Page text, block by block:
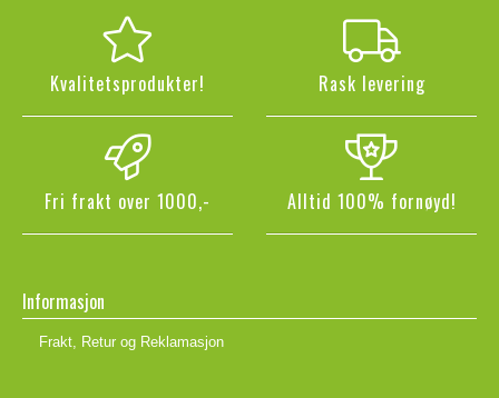
Kvalitetsprodukter! Rask levering
Fri frakt over 1000,- Alltid 100% fornøyd!
Informasjon
Frakt, Retur og Reklamasjon